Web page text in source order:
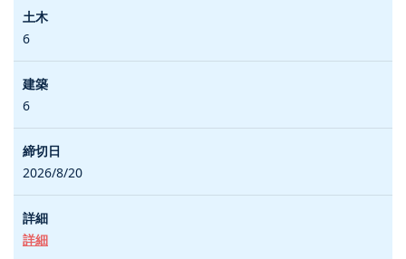
6
6
2026/8/20
詳細